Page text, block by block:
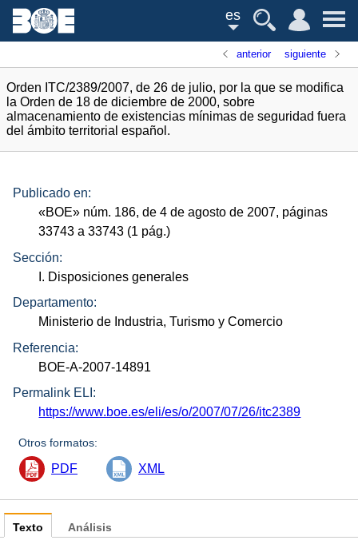
es
anterior siguiente
Orden ITC/2389/2007, de 26 de julio, por la que se modifica
la Orden de 18 de diciembre de 2000, sobre
almacenamiento de existencias mínimas de seguridad fuera
del ámbito territorial español.
Publicado en:
«BOE» núm. 186, de 4 de agosto de 2007, páginas
33743 a 33743 (1 pág.)
Sección:
I. Disposiciones generales
Departamento:
Ministerio de Industria, Turismo y Comercio
Referencia:
BOE-A-2007-14891
Permalink ELI:
https://www.boe.es/eli/es/o/2007/07/26/itc2389
Otros formatos:
PDF XML
Texto Análisis